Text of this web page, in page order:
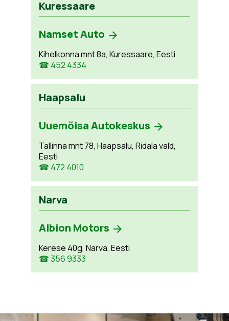
Kuressaare
Namset Auto
Kihelkonna mnt 8a, Kuressaare, Eesti
☎ 452 4334
Haapsalu
Uuemõisa Autokeskus
Tallinna mnt 78, Haapsalu, Ridala vald,
Eesti
☎ 472 4010
Narva
Albion Motors
Kerese 40g, Narva, Eesti
☎ 356 9333